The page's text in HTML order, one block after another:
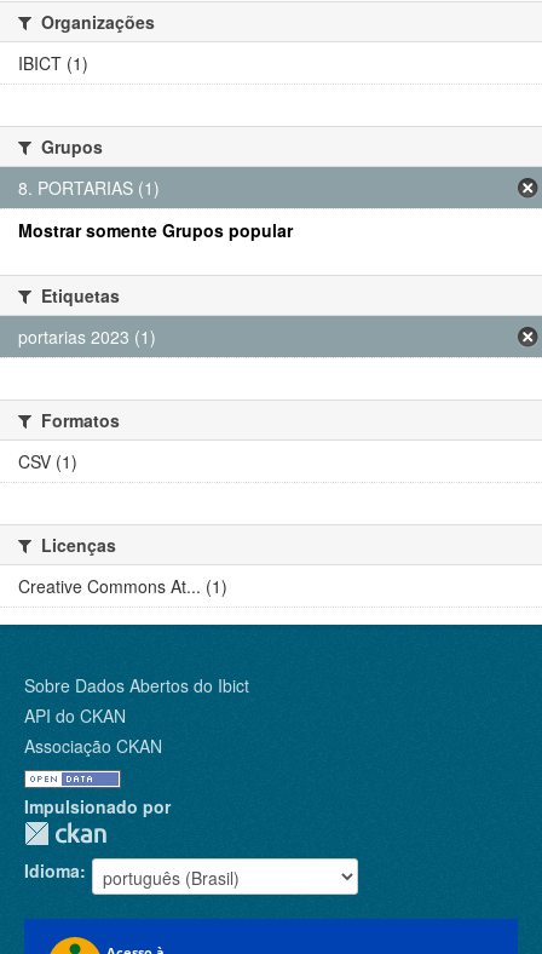
Organizações
IBICT (1)
Grupos
8. PORTARIAS (1)
Mostrar somente Grupos popular
Etiquetas
portarias 2023 (1)
Formatos
CSV (1)
Licenças
Creative Commons At... (1)
Sobre Dados Abertos do Ibict
API do CKAN
Associação CKAN
Impulsionado por
Idioma